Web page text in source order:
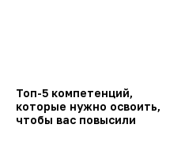
Топ-5 компетенций,
которые нужно освоить,
чтобы вас повысили